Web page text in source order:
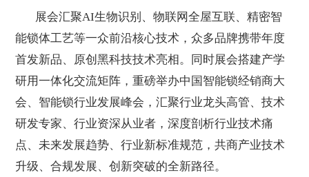
展会汇聚AI生物识别、物联网全屋互联、精密智
能锁体工艺等一众前沿核心技术，众多品牌携带年度
首发新品、原创黑科技技术亮相。同时展会搭建产学
研用一体化交流矩阵，重磅举办中国智能锁经销商大
会、智能锁行业发展峰会，汇聚行业龙头高管、技术
研发专家、行业资深从业者，深度剖析行业技术痛
点、未来发展趋势、行业新标准规范，共商产业技术
升级、合规发展、创新突破的全新路径。